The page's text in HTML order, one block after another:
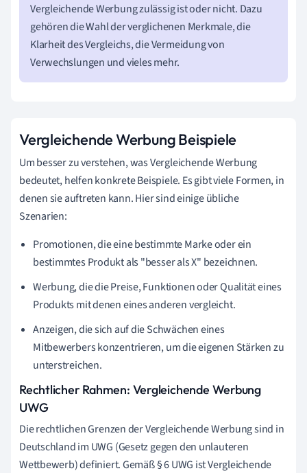
Vergleichende Werbung zulässig ist oder nicht. Dazu
gehören die Wahl der verglichenen Merkmale, die
Klarheit des Vergleichs, die Vermeidung von
Verwechslungen und vieles mehr.
Vergleichende Werbung Beispiele
Um besser zu verstehen, was Vergleichende Werbung
bedeutet, helfen konkrete Beispiele. Es gibt viele Formen, in
denen sie auftreten kann. Hier sind einige übliche
Szenarien:
Promotionen, die eine bestimmte Marke oder ein
bestimmtes Produkt als "besser als X" bezeichnen.
Werbung, die die Preise, Funktionen oder Qualität eines
Produkts mit denen eines anderen vergleicht.
Anzeigen, die sich auf die Schwächen eines
Mitbewerbers konzentrieren, um die eigenen Stärken zu
unterstreichen.
Rechtlicher Rahmen: Vergleichende Werbung
UWG
Die rechtlichen Grenzen der Vergleichende Werbung sind in
Deutschland im UWG (Gesetz gegen den unlauteren
Wettbewerb) definiert. Gemäß § 6 UWG ist Vergleichende